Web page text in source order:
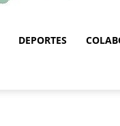
DEPORTES